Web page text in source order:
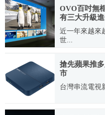
OVO百吋無
有三大升級
近一年來越來
世...
搶先蘋果推
市
台灣串流電視
2019.12.13